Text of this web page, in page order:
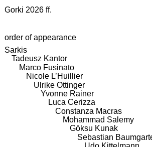
Gorki 2026 ff.
order of appearance
Sarkis
Tadeusz Kantor
Marco Fusinato
Nicole L’Huillier
Ulrike Ottinger
Yvonne Rainer
Luca Cerizza
Constanza Macras
Mohammad Salemy
Göksu Kunak
Sebastian